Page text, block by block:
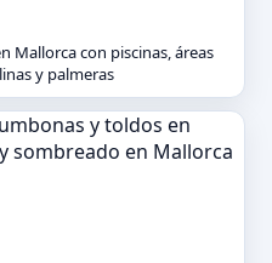
Mallorca con piscinas, áreas
y palmeras